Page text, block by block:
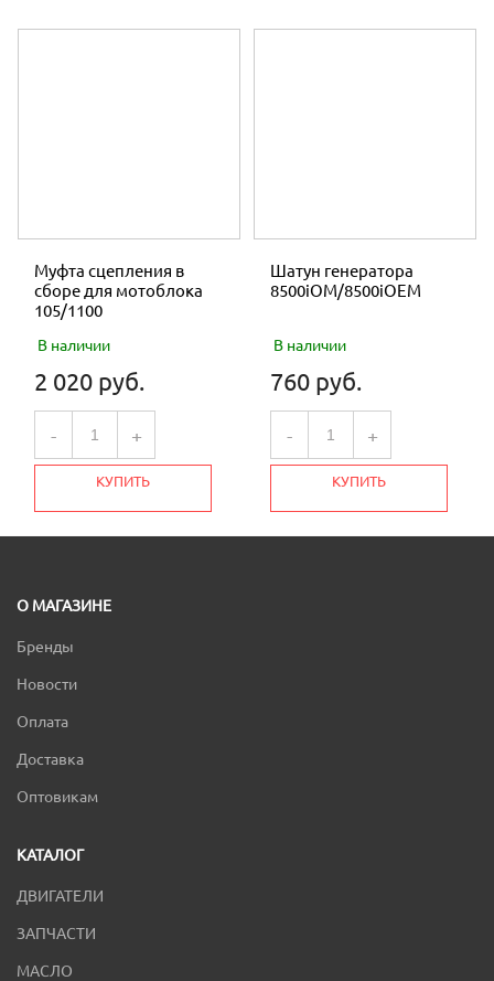
Муфта сцепления в
сборе для мотоблока
105/1100
В наличии
2 020 руб.
- +
КУПИТЬ
Шатун генератора
8500iOM/8500iOEM
В наличии
760 руб.
- +
КУПИТЬ
О МАГАЗИНЕ
Бренды
Новости
Оплата
Доставка
Оптовикам
КАТАЛОГ
ДВИГАТЕЛИ
ЗАПЧАСТИ
МАСЛО